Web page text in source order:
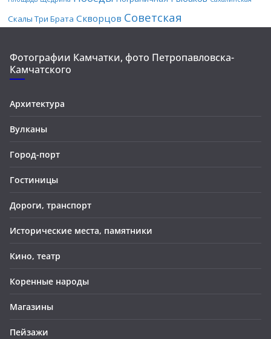
Скалы Три Брата Скворцов Советская
Фотографии Камчатки, фото Петропавловска-
Камчатского
Архитектура
Вулканы
Город-порт
Гостиницы
Дороги, транспорт
Исторические места, памятники
Кино, театр
Коренные народы
Магазины
Пейзажи